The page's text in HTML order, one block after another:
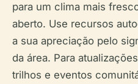
para um clima mais
aberto. Use recursos
a sua apreciação pelo
da área. Para
trilhos e eventos